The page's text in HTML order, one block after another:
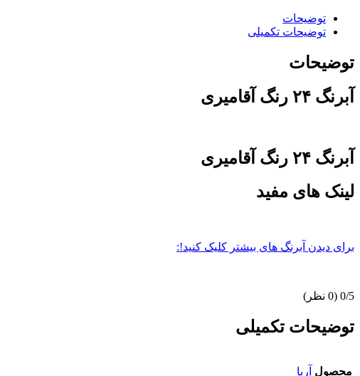
توضیحات
توضیحات تکمیلی
توضیحات
آبرنگ ۲۴ رنگ آقامیری
آبرنگ ۲۴ رنگ آقامیری
لینک های مفید
برای دیدن آبرنگ های بیشتر کلیک کنید!:
0/5 (0 نظر)
توضیحات تکمیلی
محصول آریا